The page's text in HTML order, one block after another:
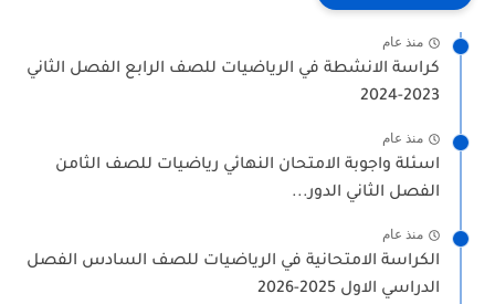
منذ عام
كراسة الانشطة في الرياضيات للصف الرابع الفصل الثاني
2023-2024
منذ عام
اسئلة واجوبة الامتحان النهائي رياضيات للصف الثامن
الفصل الثاني الدور...
منذ عام
الكراسة الامتحانية في الرياضيات للصف السادس الفصل
الدراسي الاول 2025-2026